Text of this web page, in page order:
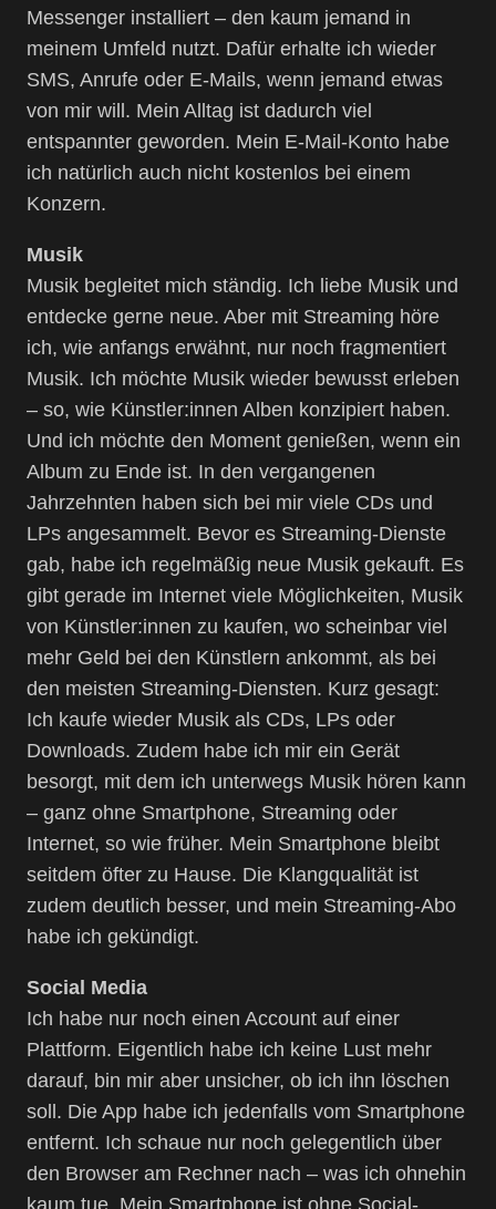
Messenger installiert – den kaum jemand in
meinem Umfeld nutzt. Dafür erhalte ich wieder
SMS, Anrufe oder E-Mails, wenn jemand etwas
von mir will. Mein Alltag ist dadurch viel
entspannter geworden. Mein E-Mail-Konto habe
ich natürlich auch nicht kostenlos bei einem
Konzern.
Musik
Musik begleitet mich ständig. Ich liebe Musik und
entdecke gerne neue. Aber mit Streaming höre
ich, wie anfangs erwähnt, nur noch fragmentiert
Musik. Ich möchte Musik wieder bewusst erleben
– so, wie Künstler:innen Alben konzipiert haben.
Und ich möchte den Moment genießen, wenn ein
Album zu Ende ist. In den vergangenen
Jahrzehnten haben sich bei mir viele CDs und
LPs angesammelt. Bevor es Streaming-Dienste
gab, habe ich regelmäßig neue Musik gekauft. Es
gibt gerade im Internet viele Möglichkeiten, Musik
von Künstler:innen zu kaufen, wo scheinbar viel
mehr Geld bei den Künstlern ankommt, als bei
den meisten Streaming-Diensten. Kurz gesagt:
Ich kaufe wieder Musik als CDs, LPs oder
Downloads. Zudem habe ich mir ein Gerät
besorgt, mit dem ich unterwegs Musik hören kann
– ganz ohne Smartphone, Streaming oder
Internet, so wie früher. Mein Smartphone bleibt
seitdem öfter zu Hause. Die Klangqualität ist
zudem deutlich besser, und mein Streaming-Abo
habe ich gekündigt.
Social Media
Ich habe nur noch einen Account auf einer
Plattform. Eigentlich habe ich keine Lust mehr
darauf, bin mir aber unsicher, ob ich ihn löschen
soll. Die App habe ich jedenfalls vom Smartphone
entfernt. Ich schaue nur noch gelegentlich über
den Browser am Rechner nach – was ich ohnehin